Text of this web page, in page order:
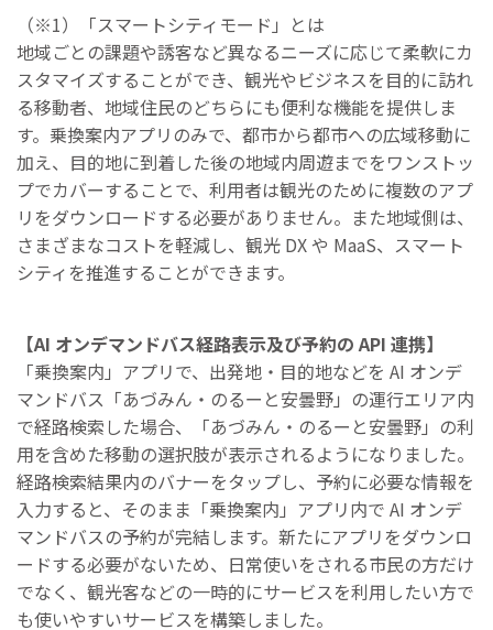
（※1）「スマートシティモード」とは
地域ごとの課題や誘客など異なるニーズに応じて柔軟にカ
スタマイズすることができ、観光やビジネスを⽬的に訪れ
る移動者、地域住⺠のどちらにも便利な機能を提供しま
す。乗換案内アプリのみで、都市から都市への広域移動に
加え、⽬的地に到着した後の地域内周遊までをワンストッ
プでカバーすることで、利⽤者は観光のために複数のアプ
リをダウンロードする必要がありません。また地域側は、
さまざまなコストを軽減し、観光 DX や MaaS、スマート
シティを推進することができます。
【AI オンデマンドバス経路表⽰及び予約の API 連携】
「乗換案内」アプリで、出発地・⽬的地などを AI オンデ
マンドバス「あづみん・のるーと安曇野」の運⾏エリア内
で経路検索した場合、「あづみん・のるーと安曇野」の利
⽤を含めた移動の選択肢が表⽰されるようになりました。
経路検索結果内のバナーをタップし、予約に必要な情報を
⼊⼒すると、そのまま「乗換案内」アプリ内で AI オンデ
マンドバスの予約が完結します。新たにアプリをダウンロ
ードする必要がないため、⽇常使いをされる市⺠の⽅だけ
でなく、観光客などの⼀時的にサービスを利⽤したい⽅で
も使いやすいサービスを構築しました。